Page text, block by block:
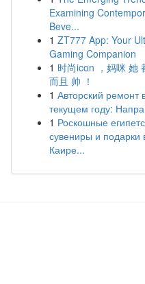
Examining
Beve...
1 ZT777 App: Your
Gaming Companion
1 时尚icon ，妈咪 她
而且 帅 ！
1 Авторский ремонт
текущем году:
1 Роскошные
сувениры и подарки
Каире...